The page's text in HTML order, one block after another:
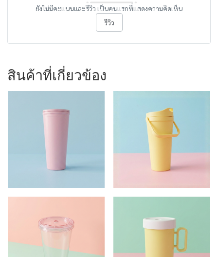
ยังไม่มีคะแนนและรีวิว เป็นคนแรกที่แสดงความคิดเห็น
รีวิว
สินค้าที่เกี่ยวข้อง